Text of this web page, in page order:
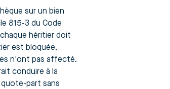
sur un bien
815-3 du Code
héritier doit
est bloquée,
n'ont pas affecté.
conduire à la
part sans